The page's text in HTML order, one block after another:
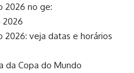
2026 no ge:
2026
2026: veja datas e horários
da Copa do Mundo